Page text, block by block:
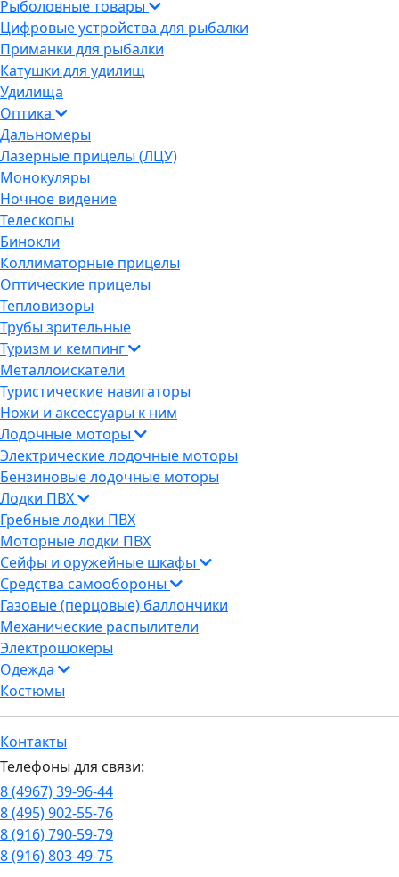
Рыболовные товары
Цифровые устройства для рыбалки
Приманки для рыбалки
Катушки для удилищ
Удилища
Оптика
Дальномеры
Лазерные прицелы (ЛЦУ)
Монокуляры
Ночное видение
Телескопы
Бинокли
Коллиматорные прицелы
Оптические прицелы
Тепловизоры
Трубы зрительные
Туризм и кемпинг
Металлоискатели
Туристические навигаторы
Ножи и аксессуары к ним
Лодочные моторы
Электрические лодочные моторы
Бензиновые лодочные моторы
Лодки ПВХ
Гребные лодки ПВХ
Моторные лодки ПВХ
Сейфы и оружейные шкафы
Средства самообороны
Газовые (перцовые) баллончики
Механические распылители
Электрошокеры
Одежда
Костюмы
Контакты
Телефоны для связи:
8 (4967) 39-96-44
8 (495) 902-55-76
8 (916) 790-59-79
8 (916) 803-49-75